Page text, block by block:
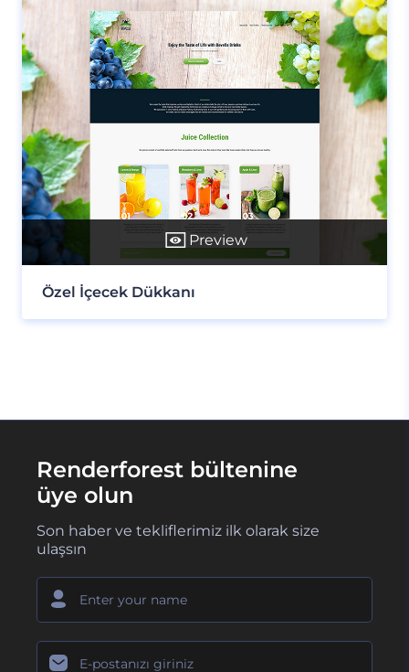
Preview
Özel İçecek Dükkanı
Renderforest bültenine
üye olun
Son haber ve tekliflerimiz ilk olarak size
ulaşsın